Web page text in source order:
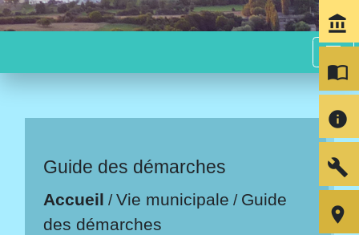
menu
Guide des démarches
Accueil /Vie municipale / Guide
des démarches
account_balance
import_contacts
info
build
room